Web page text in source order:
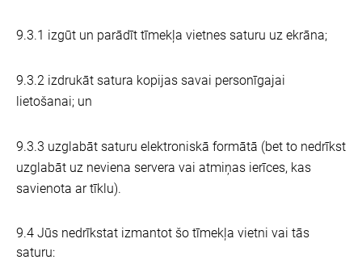
9.3.1 izgūt un parādīt tīmekļa vietnes saturu uz ekrāna;
9.3.2 izdrukāt satura kopijas savai personīgajai
lietošanai; un
9.3.3 uzglabāt saturu elektroniskā formātā (bet to nedrīkst
uzglabāt uz neviena servera vai atmiņas ierīces, kas
savienota ar tīklu).
9.4 Jūs nedrīkstat izmantot šo tīmekļa vietni vai tās
saturu: